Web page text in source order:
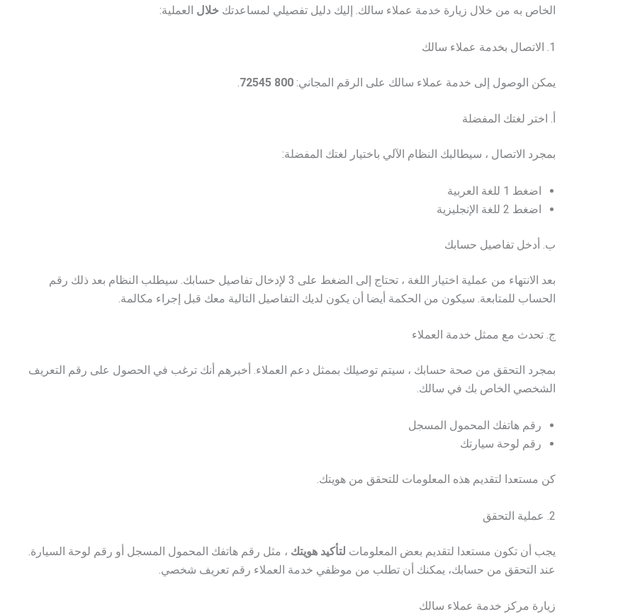
الخاص به من خلال زيارة خدمة عملاء سالك. إليك دليل تفصيلي لمساعدتك خلال العملية:
1. الاتصال بخدمة عملاء سالك
يمكن الوصول إلى خدمة عملاء سالك على الرقم المجاني: 800 72545
أ. اختر لغتك المفضلة
بمجرد الاتصال ، سيطالبك النظام الآلي باختيار لغتك المفضلة:
اضغط 1 للغة العربية
اضغط 2 للغة الإنجليزية
ب. أدخل تفاصيل حسابك
بعد الانتهاء من عملية اختيار اللغة ، تحتاج إلى الضغط على 3 لإدخال تفاصيل حسابك. سيطلب النظام بعد ذلك رقم
الحساب للمتابعة. سيكون من الحكمة أيضا أن يكون لديك التفاصيل التالية معك قبل إجراء مكالمة.
ج. تحدث مع ممثل خدمة العملاء
بمجرد التحقق من صحة حسابك ، سيتم توصيلك بممثل دعم العملاء. أخبرهم أنك ترغب في الحصول على رقم التعريف
الشخصي الخاص بك في سالك.
رقم هاتفك المحمول المسجل
رقم لوحة سيارتك
كن مستعدا لتقديم هذه المعلومات للتحقق من هويتك.
2. عملية التحقق
يجب أن تكون مستعدا لتقديم بعض المعلومات لتأكيد هويتك ، مثل رقم هاتفك المحمول المسجل أو رقم لوحة السيارة.
عند التحقق من حسابك، يمكنك أن تطلب من موظفي خدمة العملاء رقم تعريف شخصي.
زيارة مركز خدمة عملاء سالك